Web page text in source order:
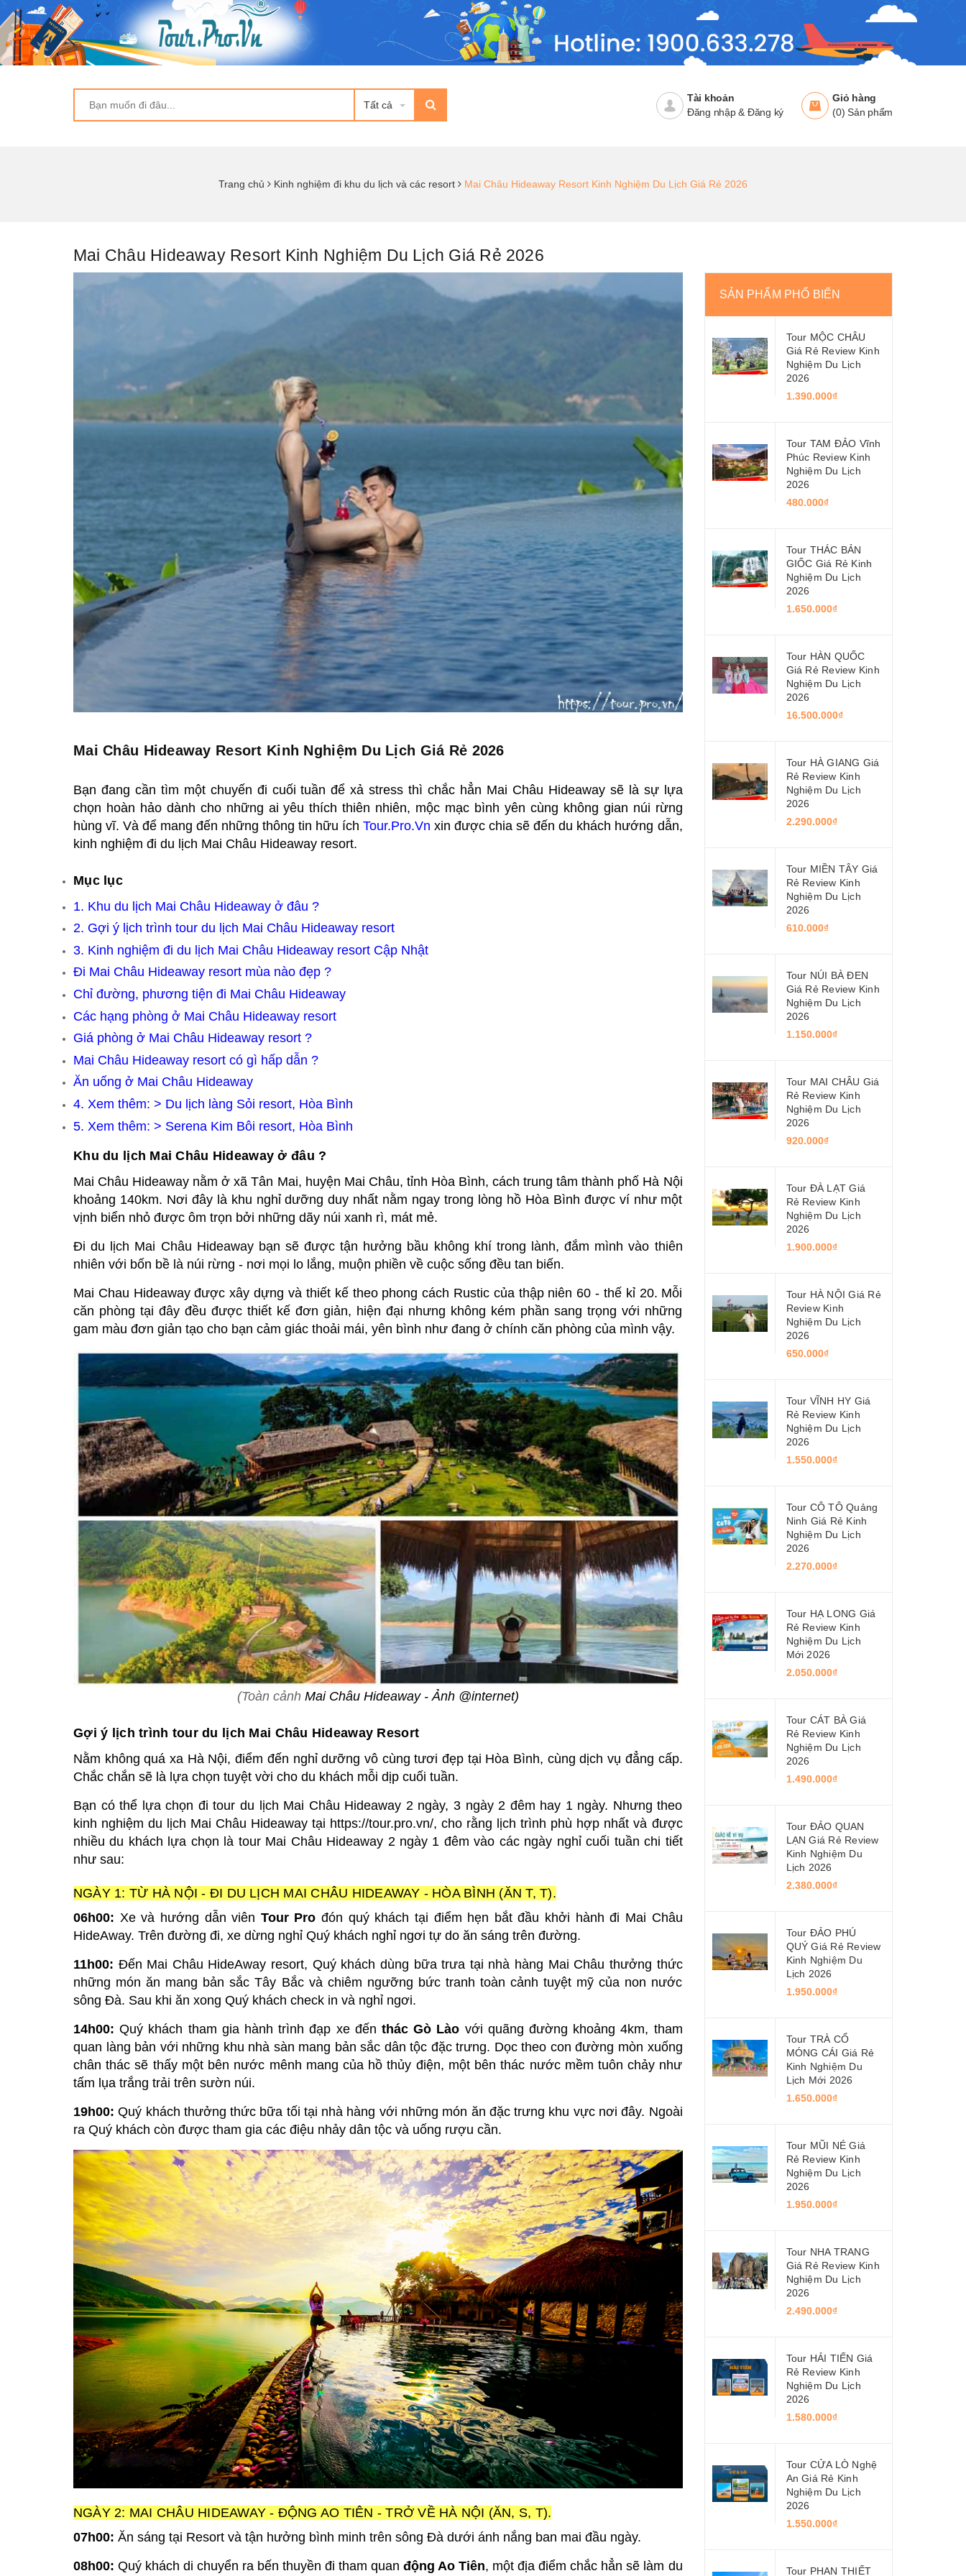
Tất cả
Giỏ hàng
(0) Sản phẩm
Tài khoản
Đăng nhập& Đăng ký
Trang chủ Kinh nghiệm đi khu du lịch và các resort Mai Châu Hideaway Resort Kinh Nghiệm Du Lịch Giá Rẻ 2026
Mai Châu Hideaway Resort Kinh Nghiệm Du Lịch Giá Rẻ 2026
Mai Châu Hideaway Resort Kinh Nghiệm Du Lịch Giá Rẻ 2026
Bạn đang cần tìm một chuyến đi cuối tuần để xả stress thì chắc hẳn Mai Châu Hideaway sẽ là sự lựa
chọn hoàn hảo dành cho những ai yêu thích thiên nhiên, mộc mạc bình yên cùng không gian núi rừng
hùng vĩ. Và để mang đến những thông tin hữu íchTour.Pro.Vn xin được chia sẽ đến du khách hướng dẫn,
kinh nghiệm đi du lịch Mai Châu Hideaway resort.
Mục lục
1. Khu du lịch Mai Châu Hideaway ở đâu ?
2. Gợi ý lịch trình tour du lịch Mai Châu Hideaway resort
3. Kinh nghiệm đi du lịch Mai Châu Hideaway resort Cập Nhật
Đi Mai Châu Hideaway resort mùa nào đẹp ?
Chỉ đường, phương tiện đi Mai Châu Hideaway
Các hạng phòng ở Mai Châu Hideaway resort
Giá phòng ở Mai Châu Hideaway resort ?
Mai Châu Hideaway resort có gì hấp dẫn ?
Ăn uống ở Mai Châu Hideaway
4. Xem thêm: > Du lịch làng Sỏi resort, Hòa Bình
5. Xem thêm: > Serena Kim Bôi resort, Hòa Bình
Khu du lịch Mai Châu Hideaway ở đâu ?
Mai Châu Hideaway nằm ở xã Tân Mai, huyện Mai Châu, tỉnh Hòa Bình, cách trung tâm thành phố Hà Nội
khoảng 140km. Nơi đây là khu nghỉ dưỡng duy nhất nằm ngay trong lòng hồ Hòa Bình được ví như một
vịnh biển nhỏ được ôm trọn bởi những dãy núi xanh rì, mát mẻ.
Đi du lịch Mai Châu Hideaway bạn sẽ được tận hưởng bầu không khí trong lành, đắm mình vào thiên
nhiên với bốn bề là núi rừng - nơi mọi lo lắng, muộn phiền về cuộc sống đều tan biến.
Mai Chau Hideaway được xây dựng và thiết kế theo phong cách Rustic của thập niên 60 - thế kỉ 20. Mỗi
căn phòng tại đây đều được thiết kế đơn giản, hiện đại nhưng không kém phần sang trọng với những
gam màu đơn giản tạo cho bạn cảm giác thoải mái, yên bình như đang ở chính căn phòng của mình vậy.
(Toàn cảnh Mai Châu Hideaway - Ảnh @internet)
Gợi ý lịch trình tour du lịch Mai Châu Hideaway Resort
Nằm không quá xa Hà Nội, điểm đến nghỉ dưỡng vô cùng tươi đẹp tại Hòa Bình, cùng dịch vụ đẳng cấp.
Chắc chắn sẽ là lựa chọn tuyệt vời cho du khách mỗi dịp cuối tuần.
Bạn có thể lựa chọn đi tour du lịch Mai Châu Hideaway 2 ngày, 3 ngày 2 đêm hay 1 ngày. Nhưng theo
kinh nghiệm du lịch Mai Châu Hideaway tại https://tour.pro.vn/, cho rằng lịch trình phù hợp nhất và được
nhiều du khách lựa chọn là tour Mai Châu Hideaway 2 ngày 1 đêm vào các ngày nghỉ cuối tuần chi tiết
như sau:
NGÀY 1: TỪ HÀ NỘI - ĐI DU LỊCH MAI CHÂU HIDEAWAY - HÒA BÌNH (ĂN T, T).
06h00: Xe và hướng dẫn viên Tour Pro đón quý khách tại điểm hẹn bắt đầu khởi hành đi Mai Châu
HideAway. Trên đường đi, xe dừng nghỉ Quý khách nghỉ ngơi tự do ăn sáng trên đường.
11h00: Đến Mai Châu HideAway resort, Quý khách dùng bữa trưa tại nhà hàng Mai Châu thưởng thức
những món ăn mang bản sắc Tây Bắc và chiêm ngưỡng bức tranh toàn cảnh tuyệt mỹ của non nước
sông Đà. Sau khi ăn xong Quý khách check in và nghỉ ngơi.
14h00:Quý khách tham gia hành trình đạp xe đến thác Gò Lào với quãng đường khoảng 4km, tham
quan làng bản với những khu nhà sàn mang bản sắc dân tộc đặc trưng. Dọc theo con đường mòn xuống
chân thác sẽ thấy một bên nước mênh mang của hồ thủy điện, một bên thác nước mềm tuôn chảy như
tấm lụa trắng trải trên sườn núi.
19h00:Quý khách thưởng thức bữa tối tại nhà hàng với những món ăn đặc trưng khu vực nơi đây. Ngoài
ra Quý khách còn được tham gia các điệu nhảy dân tộc và uống rượu cần.
NGÀY 2: MAI CHÂU HIDEAWAY - ĐỘNG AO TIÊN - TRỞ VỀ HÀ NỘI (ĂN, S, T).
07h00: Ăn sáng tại Resort và tận hưởng bình minh trên sông Đà dưới ánh nắng ban mai đầu ngày.
08h00: Quý khách di chuyển ra bến thuyền đi tham quanđộng Ao Tiên, một địa điểm chắc hẳn sẽ làm du
SẢN PHẨM PHỔ BIẾN
Tour MỘC CHÂU
Giá Rẻ Review Kinh
Nghiệm Du Lịch
2026
1.390.000₫
Tour TAM ĐẢO Vĩnh
Phúc Review Kinh
Nghiệm Du Lịch
2026
480.000₫
Tour THÁC BẢN
GIỐC Giá Rẻ Kinh
Nghiệm Du Lịch
2026
1.650.000₫
Tour HÀN QUỐC
Giá Rẻ Review Kinh
Nghiệm Du Lịch
2026
16.500.000₫
Tour HÀ GIANG Giá
Rẻ Review Kinh
Nghiệm Du Lịch
2026
2.290.000₫
Tour MIỀN TÂY Giá
Rẻ Review Kinh
Nghiệm Du Lịch
2026
610.000₫
Tour NÚI BÀ ĐEN
Giá Rẻ Review Kinh
Nghiệm Du Lịch
2026
1.150.000₫
Tour MAI CHÂU Giá
Rẻ Review Kinh
Nghiệm Du Lịch
2026
920.000₫
Tour ĐÀ LẠT Giá
Rẻ Review Kinh
Nghiệm Du Lịch
2026
1.900.000₫
Tour HÀ NỘI Giá Rẻ
Review Kinh
Nghiệm Du Lịch
2026
650.000₫
Tour VĨNH HY Giá
Rẻ Review Kinh
Nghiệm Du Lịch
2026
1.550.000₫
Tour CÔ TÔ Quảng
Ninh Giá Rẻ Kinh
Nghiệm Du Lịch
2026
2.270.000₫
Tour HẠ LONG Giá
Rẻ Review Kinh
Nghiệm Du Lịch
Mới 2026
2.050.000₫
Tour CÁT BÀ Giá
Rẻ Review Kinh
Nghiệm Du Lịch
2026
1.490.000₫
Tour ĐẢO QUAN
LẠN Giá Rẻ Review
Kinh Nghiệm Du
Lịch 2026
2.380.000₫
Tour ĐẢO PHÚ
QUÝ Giá Rẻ Review
Kinh Nghiệm Du
Lịch 2026
1.950.000₫
Tour TRÀ CỔ
MÓNG CÁI Giá Rẻ
Kinh Nghiệm Du
Lịch Mới 2026
1.650.000₫
Tour MŨI NÉ Giá
Rẻ Review Kinh
Nghiệm Du Lịch
2026
1.950.000₫
Tour NHA TRANG
Giá Rẻ Review Kinh
Nghiệm Du Lịch
2026
2.490.000₫
Tour HẢI TIẾN Giá
Rẻ Review Kinh
Nghiệm Du Lịch
2026
1.580.000₫
Tour CỬA LÒ Nghệ
An Giá Rẻ Kinh
Nghiệm Du Lịch
2026
1.550.000₫
Tour PHAN THIẾT